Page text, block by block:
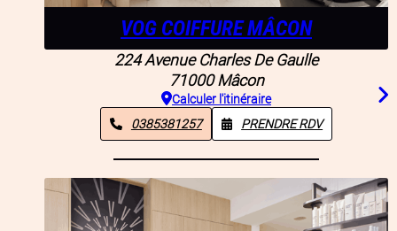
VOG COIFFURE MÂCON
224 Avenue Charles De Gaulle
71000 Mâcon
Calculer l'itinéraire
0385381257
PRENDRE RDV